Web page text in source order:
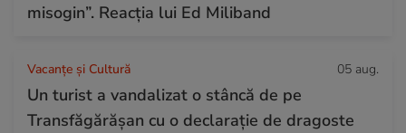
misogin”. Reacția lui Ed Miliband
Vacanțe și Cultură 05 aug.
Un turist a vandalizat o stâncă de pe
Transfăgărășan cu o declarație de dragoste